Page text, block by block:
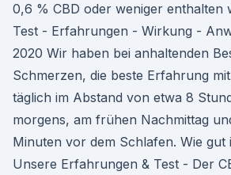
0,6 % CBD oder weniger enthalten
Test - Erfahrungen - Wirkung -
2020 Wir haben bei anhaltenden
Schmerzen, die beste Erfahrung
täglich im Abstand von etwa 8
morgens, am frühen Nachmittag
Minuten vor dem Schlafen. Wie gut
Unsere Erfahrungen & Test - Der